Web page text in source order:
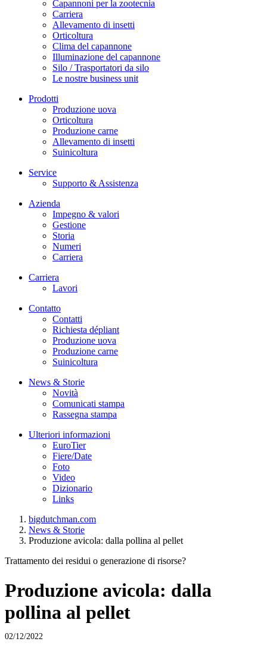
Capannoni per la zootecnia
Carriera
Allevamento di insetti
Orticoltura
Clima del capannone
Illuminazione del capannone
Silo / Trasportatori da silo
Le nostre business unit
Prodotti
Produzione uova
Orticoltura
Produzione carne
Allevamento di insetti
Suinicoltura
Service
Supporto & Assistenza
Azienda
Impegno & valori
Gestione
Storia
Numeri
Carriera
Carriera
Lavori
Contatto
Contatti
Richiesta dépliant
Produzione uova
Produzione carne
Suinicoltura
News & Storie
Novità
Comunicati stampa
Rassegna stampa
Ulteriori informazioni
EuroTier
Fiere/Date
Foto
Video
Dizionario
Links
bigdutchman.com
News & Storie
Produzione avicola: dalla pollina al pellet
Trattamento dei residui o generazione di risorse?
Produzione avicola: dalla
pollina al pellet
02/12/2022